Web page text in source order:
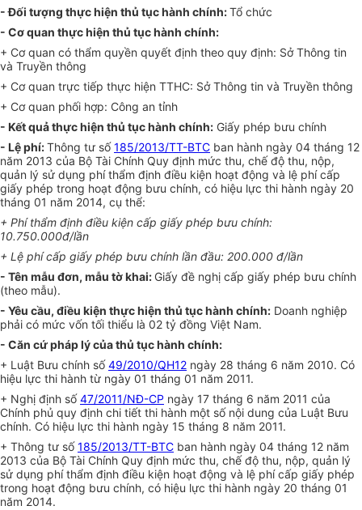
- Đối tượng thực hiện thủ tục hành chính:Tổ chức
- Cơ quan thực hiện thủ tục hành chính:
+ Cơ quan có thẩm quyền quyết định theo quy định: Sở Thông tin
và Truyền thông
+ Cơ quan trực tiếp thực hiện TTHC: Sở Thông tin và Truyền thông
+ Cơ quan phối hợp: Công an tỉnh
- Kết quả thực hiện thủ tục hành chính: Giấy phép bưu chính
- Lệ phí:Thông tư số185/2013/TT-BTC ban hành ngày 04 tháng 12
năm 2013 của Bộ Tài Chính Quy định mức thu, chế độ thu, nộp,
quản lý sử dụng phí thẩm định điều kiện hoạt động và lệ phí cấp
giấy phép trong hoạt động bưu chính, có hiệu lực thi hành ngày 20
tháng 01 năm 2014, cụ thể:
+ Phí thẩm định điều kiện cấp giấy phép bưu chính:
10.750.000đ/lần
+ Lệ phí cấp giấy phép bưu chính lần đầu: 200.000 đ/lần
- Tên mẫu đơn, mẫu tờ khai: Giấy đề nghị cấp giấy phép bưu chính
(theo mẫu).
- Yêu cầu, điều kiện thực hiện thủ tục hành chính: Doanh nghiệp
phải có mức vốn tối thiểu là 02 tỷ đồng Việt Nam.
- Căn cứ pháp lý của thủ tục hành chính:
+ Luật Bưu chính số49/2010/QH12 ngày 28 tháng 6 năm 2010. Có
hiệu lực thi hành từ ngày 01 tháng 01 năm 2011.
+ Nghị định số47/2011/NĐ-CP ngày 17 tháng 6 năm 2011 của
Chính phủ quy định chi tiết thi hành một số nội dung của Luật Bưu
chính. Có hiệu lực thi hành ngày 15 tháng 8 năm 2011.
+ Thông tư số185/2013/TT-BTC ban hành ngày 04 tháng 12 năm
2013 của Bộ Tài Chính Quy định mức thu, chế độ thu, nộp, quản lý
sử dụng phí thẩm định điều kiện hoạt động và lệ phí cấp giấy phép
trong hoạt động bưu chính, có hiệu lực thi hành ngày 20 tháng 01
năm 2014.